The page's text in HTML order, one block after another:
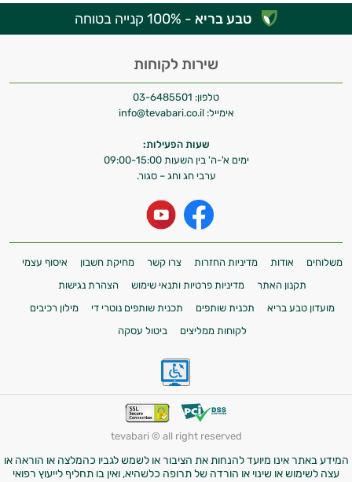
טבע בריא - 100% קנייה בטוחה
שירות לקוחות
טלפון: 03-6485501
אימייל: info@tevabari.co.il
שעות הפעילות:
ימים א'-ה' בין השעות 09:00-15:00
ערבי חג וחג – סגור.
משלוחים אודות מדיניות החזרות צרו קשר מחיקת חשבון
איסוף עצמי
תקנון האתר
מדיניות פרטיות ותנאי שימוש
הצהרת נגישות
מועדון טבע בריא
תכנית שותפים תכנית שותפים נוטרי די
מילון רכיבים
לקוחות ממליצים
ביטול עסקה
tevabari © all right reserved
המידע באתר אינו מיועד להנחות את הציבור או לשמש לגביו כהמלצה או הוראה או
עצה לשימוש או שינוי או הורדה של תרופה כלשהיא, ואין בו תחליף לייעוץ רפואי